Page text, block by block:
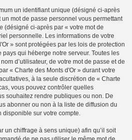
un identifiant unique (désigné ci-après
un mot de passe personnel vous permettant
(désigné ci-après par « votre mot de
personnelle. Les informations de votre
» sont protégées par les lois de protection
qui héberge notre serveur. Toutes les
d’utilisateur, de votre mot de passe et de
« Charte des Monts d'Or » durant votre
à la seule discrétion de « Charte
vous pouvez contrôler quelles
souhaitez rendre publiques ou non. De
abonner ou non à la liste de diffusion du
disponible sur votre compte.
un chiffrage à sens unique) afin qu’il soit